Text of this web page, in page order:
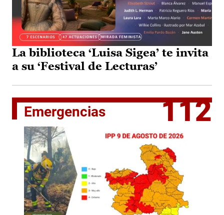
La biblioteca ‘Luisa Sigea’ te invita
a su ‘Festival de Lecturas’
Emergencias 112